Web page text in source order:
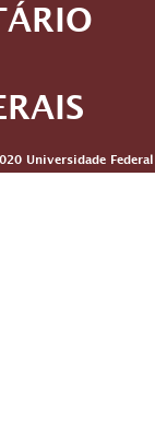
Universidade